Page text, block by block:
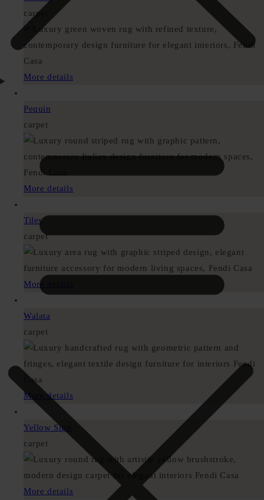
carpet
More details
Pequin
carpet
More details
Tiles
carpet
More details
Walata
carpet
More details
Yellow Sign
carpet
More details